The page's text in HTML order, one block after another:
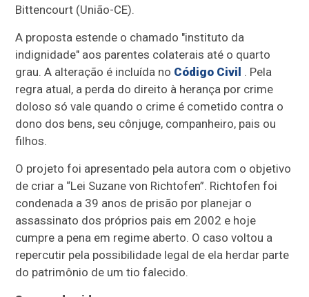
Bittencourt (União-CE).
A proposta estende o chamado "instituto da
indignidade" aos parentes colaterais até o quarto
grau. A alteração é incluída no Código Civil . Pela
regra atual, a perda do direito à herança por crime
doloso só vale quando o crime é cometido contra o
dono dos bens, seu cônjuge, companheiro, pais ou
filhos.
O projeto foi apresentado pela autora com o objetivo
de criar a “Lei Suzane von Richtofen”. Richtofen foi
condenada a 39 anos de prisão por planejar o
assassinato dos próprios pais em 2002 e hoje
cumpre a pena em regime aberto. O caso voltou a
repercutir pela possibilidade legal de ela herdar parte
do patrimônio de um tio falecido.